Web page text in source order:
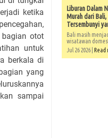
ketika
bagian otot
untuk
berkala di
yang
sampai
Liburan Dalam
Murah dari
Tersembunyi
Bali masih
wisatawan
Jul 26 2026 | Read